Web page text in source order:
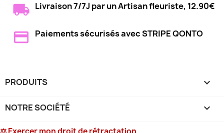
Livraison 7/7J par un Artisan fleuriste, 12.90€
Paiements sécurisés avec STRIPE QONTO
PRODUITS 
NOTRE SOCIÉTÉ 